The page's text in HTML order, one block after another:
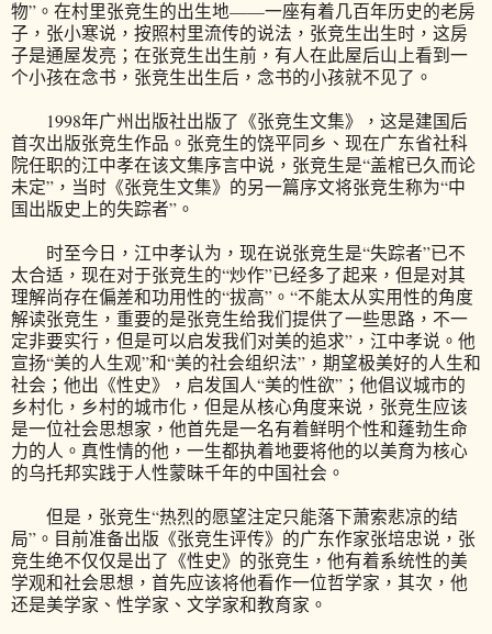
物”。在村里张竞生的出生地——一座有着几百年历史的老房
子，张小寒说，按照村里流传的说法，张竞生出生时，这房
子是通屋发亮；在张竞生出生前，有人在此屋后山上看到一
个小孩在念书，张竞生出生后，念书的小孩就不见了。
1998年广州出版社出版了《张竞生文集》，这是建国后
首次出版张竞生作品。张竞生的饶平同乡、现在广东省社科
院任职的江中孝在该文集序言中说，张竞生是“盖棺已久而论
未定”，当时《张竞生文集》的另一篇序文将张竞生称为“中
国出版史上的失踪者”。
时至今日，江中孝认为，现在说张竞生是“失踪者”已不
太合适，现在对于张竞生的“炒作”已经多了起来，但是对其
理解尚存在偏差和功用性的“拔高”。“不能太从实用性的角度
解读张竞生，重要的是张竞生给我们提供了一些思路，不一
定非要实行，但是可以启发我们对美的追求”，江中孝说。他
宣扬“美的人生观”和“美的社会组织法”，期望极美好的人生和
社会；他出《性史》，启发国人“美的性欲”；他倡议城市的
乡村化，乡村的城市化，但是从核心角度来说，张竞生应该
是一位社会思想家，他首先是一名有着鲜明个性和蓬勃生命
力的人。真性情的他，一生都执着地要将他的以美育为核心
的乌托邦实践于人性蒙昧千年的中国社会。
但是，张竞生“热烈的愿望注定只能落下萧索悲凉的结
局”。目前准备出版《张竞生评传》的广东作家张培忠说，张
竞生绝不仅仅是出了《性史》的张竞生，他有着系统性的美
学观和社会思想，首先应该将他看作一位哲学家，其次，他
还是美学家、性学家、文学家和教育家。